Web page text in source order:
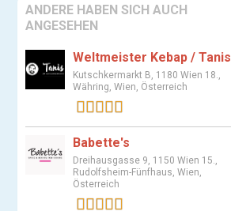
ANDERE HABEN SICH AUCH
ANGESEHEN
Weltmeister Kebap / Tanis
Kutschkermarkt B, 1180 Wien 18.,
Währing, Wien, Österreich
Babette's
Dreihausgasse 9, 1150 Wien 15.,
Rudolfsheim-Fünfhaus, Wien,
Österreich